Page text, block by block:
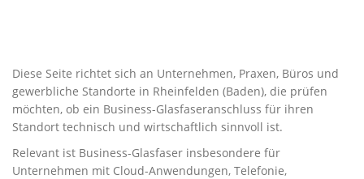
Diese Seite richtet sich an Unternehmen, Praxen, Büros und
gewerbliche Standorte in Rheinfelden (Baden), die prüfen
möchten, ob ein Business-Glasfaseranschluss für ihren
Standort technisch und wirtschaftlich sinnvoll ist.
Relevant ist Business-Glasfaser insbesondere für
Unternehmen mit Cloud-Anwendungen, Telefonie,